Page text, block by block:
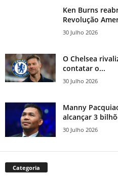
Ken Burns
Revolução
30 Julho 2026
O Chelsea
contatar o...
30 Julho 2026
Manny
alcançar 3
30 Julho 2026
Categoria